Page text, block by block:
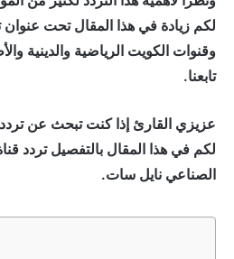
وقنوات الكويت الرياضية والدينية
تابعنا.
عزيزي القارئ إذا كنت تبحث عن تردد
لكم في هذا المقال بالتفصيل تردد
الصناعي نايل سات.